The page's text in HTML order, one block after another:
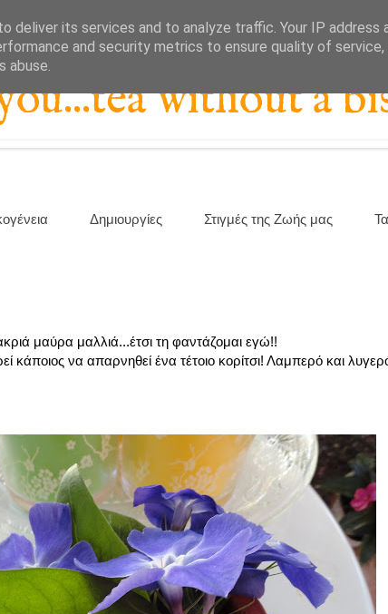
without a
Δημιουργίες Στιγμές της Ζωής μας
μαύρα μαλλιά...έτσι τη φαντάζομαι εγώ!!
να απαρνηθεί ένα τέτοιο κορίτσι! Λαμπερό και
deliver its services and to analyze traffic. Your IP address
and security metrics to ensure quality of service,
abuse.